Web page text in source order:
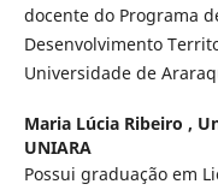
docente do Programa
Desenvolvimento
Universidade de
Maria Lúcia Ribeiro ,
UNIARA
Possui graduação em